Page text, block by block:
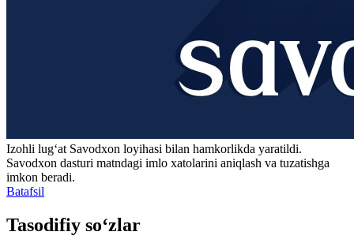
Izohli lugʻat Savodxon loyihasi bilan hamkorlikda yaratildi.
Savodxon dasturi matndagi imlo xatolarini aniqlash va tuzatishga
imkon beradi.
Batafsil
Tasodifiy so‘zlar